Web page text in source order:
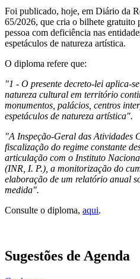
Foi publicado, hoje, em Diário da
65/2026, que cria o bilhete gratuito
pessoa com deficiência nas
espetáculos de natureza artística.
O diploma refere que:
"1 - O presente decreto-lei aplica-
natureza cultural em território
monumentos, palácios, centros
espetáculos de natureza artística".
"A Inspeção-Geral das Atividades
fiscalização do regime constante
articulação com o Instituto
(INR, I. P.), a monitorização do
elaboração de um relatório anual
medida".
Consulte o diploma, aqui.
Sugestões de Agenda